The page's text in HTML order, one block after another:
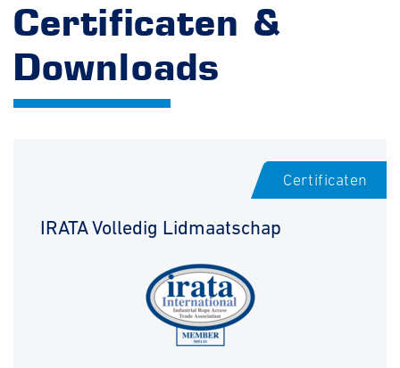
Certificaten &
Downloads
Certificaten
IRATA Volledig Lidmaatschap